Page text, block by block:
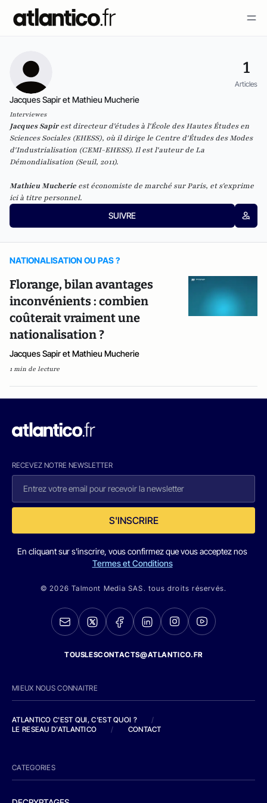
1
Articles
Jacques Sapir et Mathieu Mucherie
Interviewes
Jacques Sapirest directeur d'études à l'École des Hautes Études en
Sciences Sociales (EHESS), où il dirige le Centre d'Études des Modes
d'Industrialisation (CEMI-EHESS). Il est l'auteur deLa
Démondialisation (Seuil, 2011).
Mathieu Mucherie est économiste de marché sur Paris, et s'exprime
ici à titre personnel.
SUIVRE
NATIONALISATION OU PAS ?
Florange, bilan avantages
inconvénients : combien
coûterait vraiment une
nationalisation ?
Jacques Sapir et Mathieu Mucherie
1 min de lecture
RECEVEZ NOTRE NEWSLETTER
S'INSCRIRE
En cliquant sur s'inscrire, vous confirmez que vous acceptez nos
Termes et Conditions
© 2026 Talmont Media SAS. tous droits réservés.
TOUSLESCONTACTS@ATLANTICO.FR
MIEUX NOUS CONNAITRE
ATLANTICO C'EST QUI, C'EST QUOI ?
/
LE RESEAU D'ATLANTICO
/ CONTACT
CATEGORIES